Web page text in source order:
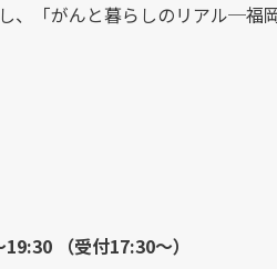
、「がんと暮らしのリアル─福
（受付17:30〜）